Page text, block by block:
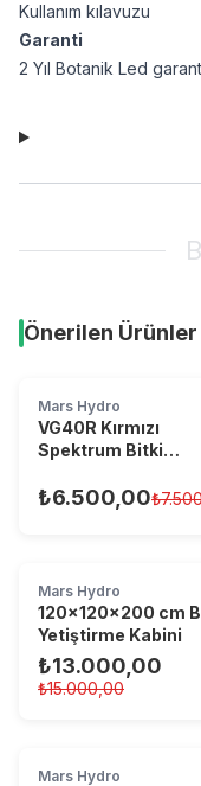
Kullanım kılavuzu
Garanti
2 Yıl Botanik Led
Önerilen Ürünler
Mars Hydro
VG40R Kırmızı
Spektrum Bitki
Lambası
₺6.500,00
Mars Hydro
120×120×200 cm
Yetiştirme Kabini
₺13.000,00
₺15.000,00
Mars Hydro